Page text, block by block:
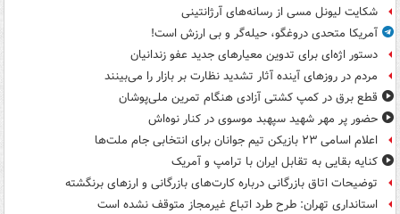
شکایت لیونل مسی از رسانه‌های آرژانتینی
آمریکا متحدی دروغگو، حیله‌گر و بی ارزش است!
دستور اژه‌ای برای تدوین معیارهای جدید عفو زندانیان
مردم در روزهای آینده آثار تشدید نظارت بر بازار را می‌بینند
قطع برق در کمپ کشتی آزادی هنگام تمرین ملی‌پوشان
حضور پر مهر شهید سپهبد موسوی در کنار نوه‌اش
اعلام اسامی ۲۳ بازیکن تیم جوانان برای انتخابی جام ملت‌ها
کنایه بقایی به تقابل ایران با ترامپ و آمریک
توضیحات اتاق بازرگانی درباره کارت‌های بازرگانی و ارزهای برنگشته
استانداری تهران: طرح طرد اتباع غیرمجاز متوقف نشده است